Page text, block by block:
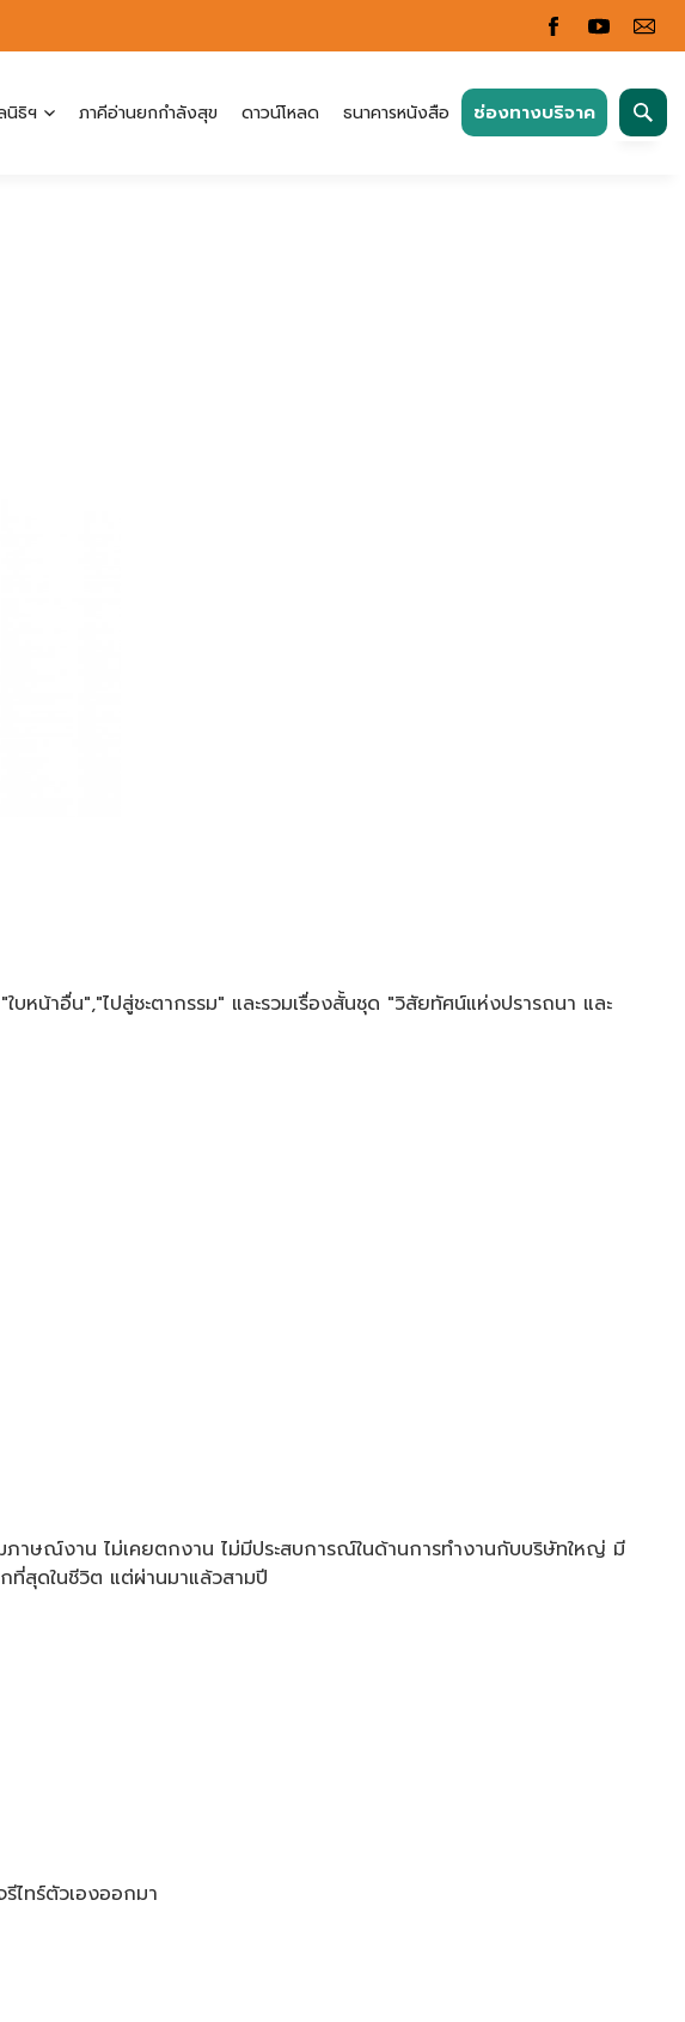
นิธิฯ ภาคีอ่านยกกำลังสุข ดาวน์โหลด ธนาคารหนังสือ ช่องทางบริจาค
ค้นหา
น้าอื่น","ไปสู่ชะตากรรม" และรวมเรื่องสั้นชุด "วิสัยทัศน์แห่งปรารถนา และ
ภาษณ์งาน ไม่เคยตกงาน ไม่มีประสบการณ์ในด้านการทำงานกับบริษัทใหญ่ มี
สุดในชีวิต แต่ผ่านมาแล้วสามปี
ไทร์ตัวเองออกมา